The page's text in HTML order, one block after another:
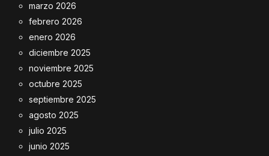
marzo 2026
febrero 2026
enero 2026
diciembre 2025
noviembre 2025
octubre 2025
septiembre 2025
agosto 2025
julio 2025
junio 2025